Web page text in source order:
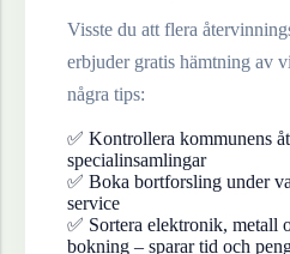
Visste du att flera
erbjuder gratis hämtning av
några tips:
✅ Kontrollera kommunens
specialinsamlingar
✅ Boka bortforsling under
service
✅ Sortera elektronik, metall
bokning – sparar tid och